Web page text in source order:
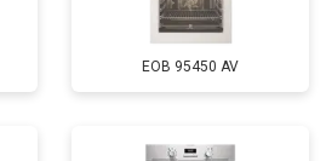
EOB 95450 AV